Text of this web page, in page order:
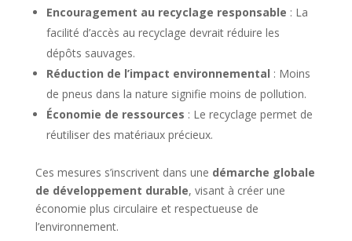
Encouragement au recyclage responsable : La
facilité d’accès au recyclage devrait réduire les
dépôts sauvages.
Réduction de l’impact environnemental : Moins
de pneus dans la nature signifie moins de pollution.
Économie de ressources : Le recyclage permet de
réutiliser des matériaux précieux.
Ces mesures s’inscrivent dans une démarche globale
de développement durable, visant à créer une
économie plus circulaire et respectueuse de
l’environnement.